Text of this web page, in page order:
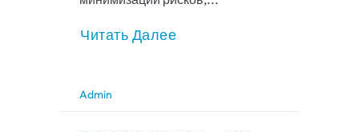
Читать Далее
Admin